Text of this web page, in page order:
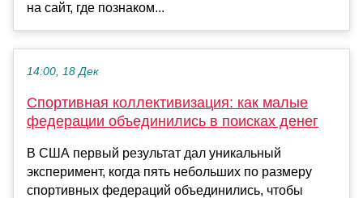
на сайт, где познаком...
14:00, 18 Дек
Спортивная коллективизация: как малые
федерации объединились в поисках денег
В США первый результат дал уникальный
эксперимент, когда пять небольших по размеру
спортивных федераций объединились, чтобы